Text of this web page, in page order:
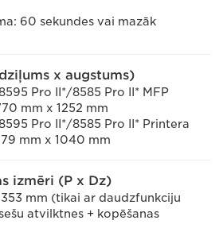
60 sekundes vai mazāk
x augstums)
Pro II*/8585 Pro II* MFP
mm x 1252 mm
Pro II*/8585 Pro II* Printera
mm x 1040 mm
izmēri (P x Dz)
mm (tikai ar daudzfunkciju
atvilktnes + kopēšanas